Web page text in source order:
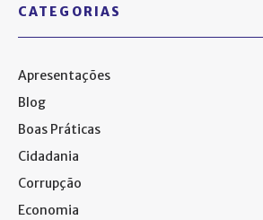
CATEGORIAS
Apresentações
Blog
Boas Práticas
Cidadania
Corrupção
Economia